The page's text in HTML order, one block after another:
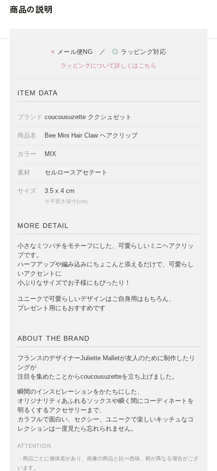
商品の説明
× メール便NG ／◎ ラッピング対応
ラッピングについて詳しくはこちら
ITEM DATA
ブランド coucousuzette ククシュゼット
商品名 Bee Mini Hair Claw ヘアクリップ
カラー MIX
素材 セルロースアセテート
サイズ 3.5 x 4 cm
※平置き採寸(cm)
MORE DETAIL
小さなミツバチをモチーフにした、可愛らしいミニヘアクリッ
プです。
ハーフアップや編み込みにちょこんと添えるだけで、可愛らし
いアクセントに
小ぶりなサイズでお子様にもぴったり！
ユニークで可愛らしいデザインはご自身用はもちろん、
プレゼント用にもおすすめです
ABOUT THE BRAND
フランスのデザイナーJuliette Malletが友人のために制作したリ
ングが
注目を集めたことからcoucousuzetteを立ち上げました。
瞬間のインスピレーションをかたちにした、
オリジナリティあふれるソックスや瞬く間にコーディネートを
明るくするアクセサリーまで、
カラフルで面白い、セクシー、ユニークで楽しいキッチュなコ
レクションは一度見たら忘れられません。
ATTENTION
・商品ごとに個体差があり、画像の商品と比べ色味、柄が異なる場合がござ
います。